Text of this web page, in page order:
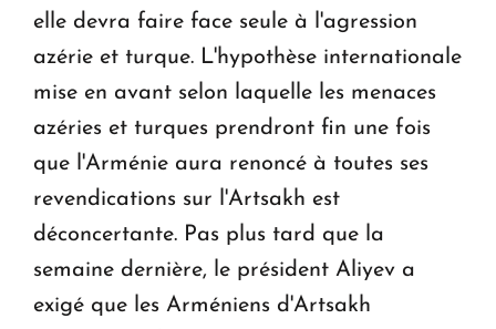
elle devra faire face seule à l'agression
azérie et turque. L'hypothèse internationale
mise en avant selon laquelle les menaces
azéries et turques prendront fin une fois
que l'Arménie aura renoncé à toutes ses
revendications sur l'Artsakh est
déconcertante. Pas plus tard que la
semaine dernière, le président Aliyev a
exigé que les Arméniens d'Artsakh